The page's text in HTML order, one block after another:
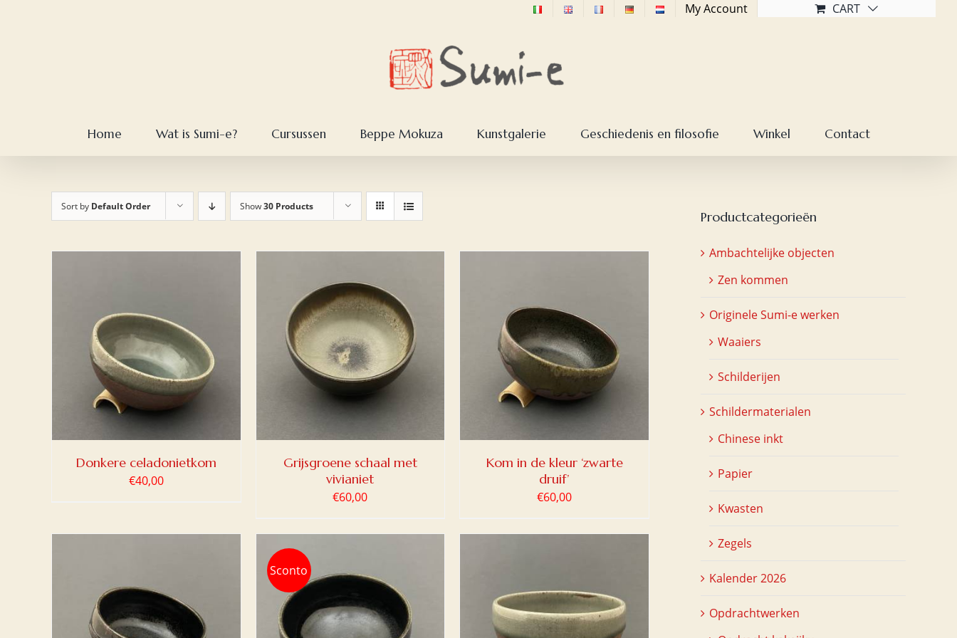
My Account CART
Home Wat is Sumi-e? Cursussen Beppe Mokuza Kunstgalerie Geschiedenis en filosofie Winkel Contact
Sort by Default Order Show30 Products
Donkere celadonietkom
€40,00
TOEVOEGEN AAN WINKELWAGEN
/
DETAILS
Grijsgroene schaal met
vivianiet
€60,00
TOEVOEGEN AAN WINKELWAGEN
/
DETAILS
Kom in de kleur ‘zwarte
druif’
€60,00
Sconto
TOEVOEGEN AAN WINKELWAGEN
TOEVOEGEN AAN WINKELWAGEN
Productcategorieën
Ambachtelijke objecten
Zen kommen
Originele Sumi-e werken
Waaiers
Schilderijen
Schildermaterialen
Chinese inkt
Papier
Kwasten
Zegels
Kalender 2026
Opdrachtwerken